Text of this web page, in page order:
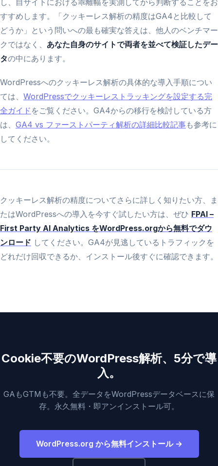
し、自サイトにおける乖離幅を実測してから判断することをお
すすめします。「クッキーレス解析の精度はGA4と比較して
どうか」という問いへの最も確実な答えは、他人のベンチマー
クではなく、 あなた自身のサイトで両者を並べて検証したデー
タの中にあります。
WordPressへのクッキーレス解析の具体的な導入手順につい
ては、 WordPressでクッキーレストラッキングを設定する完
全ガイド をご覧ください。GA4からの移行を検討している方
は、 GA4 vs ファーストパーティ解析の詳細比較記事も参考に
してください。
クッキーレス解析の精度についてさらに詳しく知りたい方、ま
たはWordPressへの導入を今すぐ試したい方は、ぜひ FPAI –
First Party AI Analytics をWordPress.orgから無料でダウ
ンロード してください。GA4が見逃しているトラフィックを
どれだけ回収できるか、インストール後すぐに確認できます。
Cookie不要のWordPress解析、5分で導
入。
GAもGTMも不要。全データをWordPressデータベースに保
存。永久無料・即アンインストール可。
WordPress.org から無料インストール →